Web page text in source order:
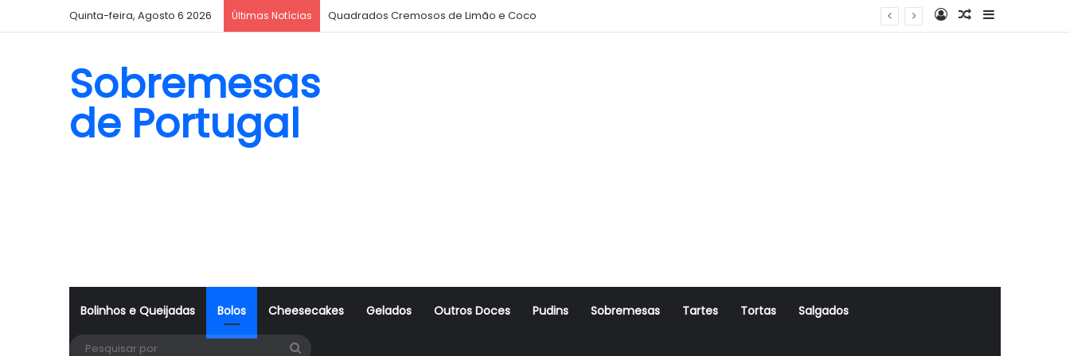
Quinta-feira, Agosto 6 2026 Últimas Notícias Quadrados Cremosos de Limão e Coco Log InArtigo Aleatório
Sidebar
Sobremesas
de Portugal
Bolinhos e Queijadas Bolos Cheesecakes Gelados Outros Doces Pudins Sobremesas Tartes Tortas Salgados